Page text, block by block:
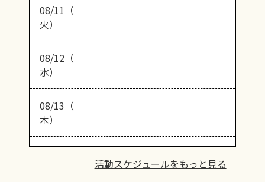
08/11（
火）
08/12（
水）
08/13（
木）
活動スケジュールをもっと見る